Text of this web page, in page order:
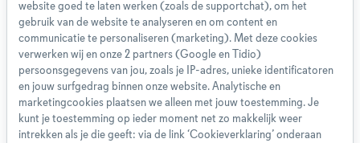
Over ons
Team
App
Blog
Disclaimer
Gebruikersvoorwaarden
Methodologie
website goed te laten werken (zoals de supportchat), om het
gebruik van de website te analyseren en om content en
communicatie te personaliseren (marketing). Met deze cookies
verwerken wij en onze 2 partners (Google en Tidio)
persoonsgegevens van jou, zoals je IP-adres, unieke identificatoren
en jouw surfgedrag binnen onze website. Analytische en
marketingcookies plaatsen we alleen met jouw toestemming. Je
kunt je toestemming op ieder moment net zo makkelijk weer
intrekken als je die geeft: via de link ‘Cookieverklaring’ onderaan